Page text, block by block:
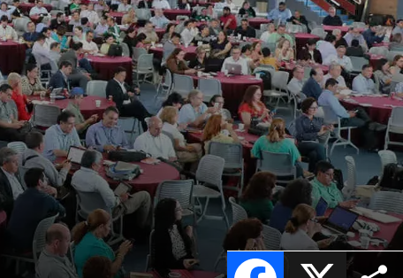
X
Facebook